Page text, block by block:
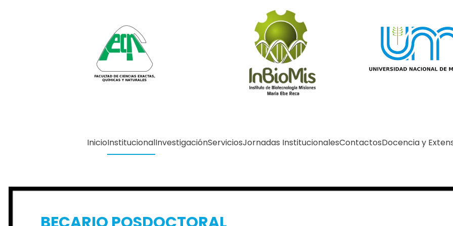
InicioInstitucionalInvestigaciónServiciosJornadas InstitucionalesContactosDocencia y